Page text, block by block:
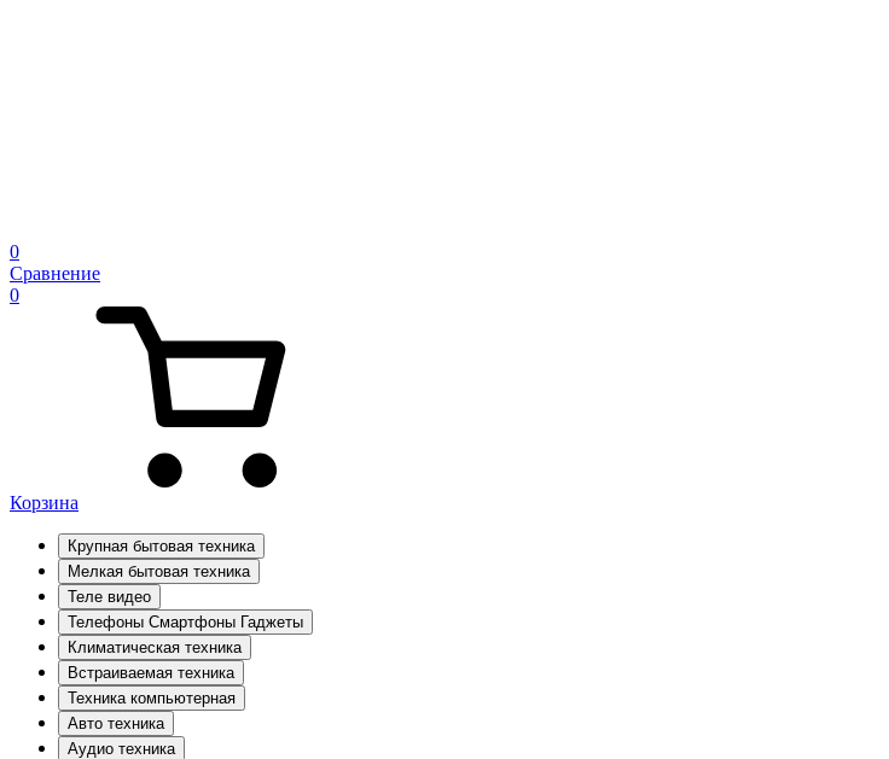
0
Сравнение
0
Корзина
Крупная бытовая техника
Мелкая бытовая техника
Теле видео
Телефоны Смартфоны Гаджеты
Климатическая техника
Встраиваемая техника
Техника компьютерная
Авто техника
Аудио техника